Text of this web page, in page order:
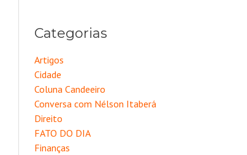
Categorias
Artigos
Cidade
Coluna Candeeiro
Conversa com Nélson Itaberá
Direito
FATO DO DIA
Finanças